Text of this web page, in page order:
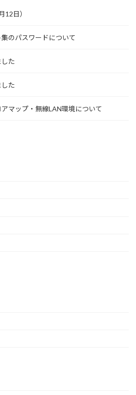
12日）
のパスワードについて
た
た
マップ・無線LAN環境について